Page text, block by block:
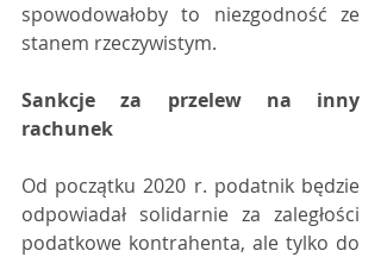
spowodowałoby to niezgodność ze
stanem rzeczywistym.
Sankcje za przelew na inny
rachunek
Od początku 2020 r. podatnik będzie
odpowiadał solidarnie za zaległości
podatkowe kontrahenta, ale tylko do